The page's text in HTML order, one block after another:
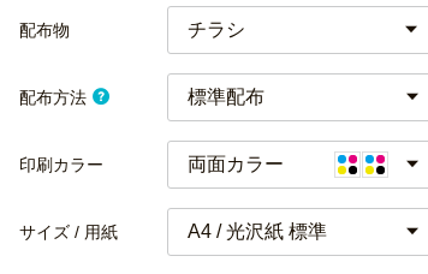
ラ配布物
配布方法 標準配布
印刷カラー 両面カラー
サイズ / 用紙 A4 / 光沢紙 標準